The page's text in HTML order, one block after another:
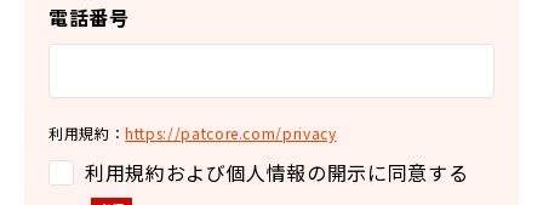
電話番号
利用規約：https://patcore.com/privacy
利用規約および個人情報の開示に同意する